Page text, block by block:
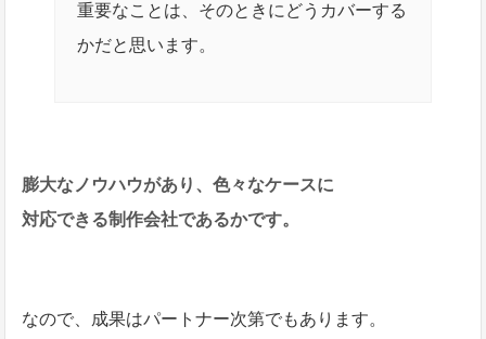
重要なことは、そのときにどうカバーする
かだと思います。
膨大なノウハウがあり、色々なケースに
対応できる制作会社であるかです。
なので、成果はパートナー次第でもあります。